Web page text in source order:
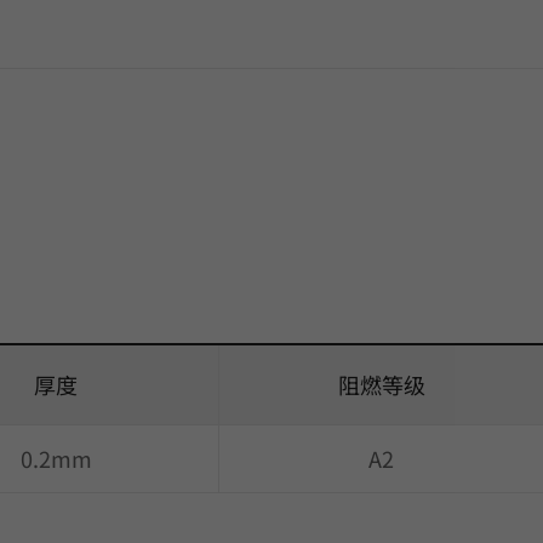
厚度 阻燃等级
0.2mm A2